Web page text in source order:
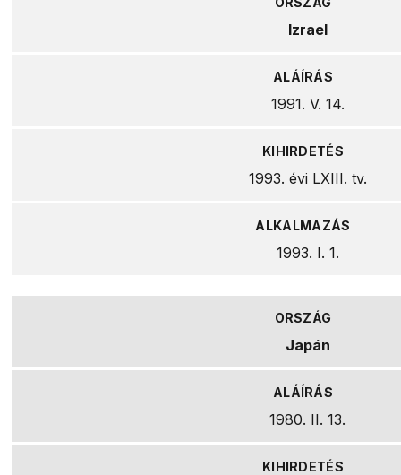
Izrael
1991. V. 14.
1993. évi LXIII. tv.
1993. I. 1.
Japán
1980. II. 13.